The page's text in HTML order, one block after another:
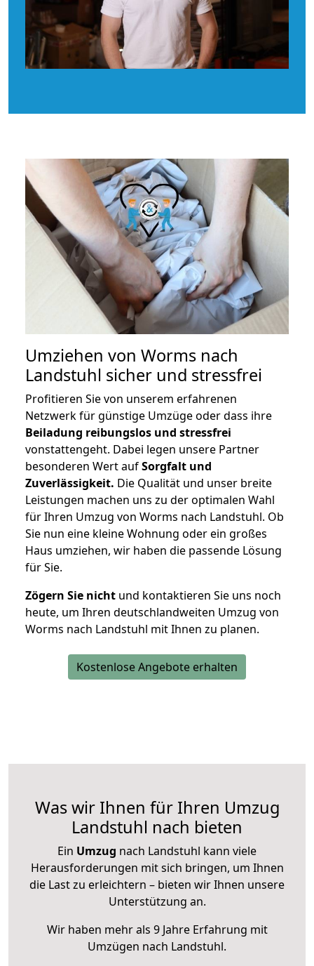
Umziehen von Worms nach
Landstuhl sicher und stressfrei
Profitieren Sie von unserem erfahrenen
Netzwerk für günstige Umzüge oder dass ihre
Beiladung reibungslos und stressfrei
vonstattengeht. Dabei legen unsere Partner
besonderen Wert aufSorgfalt und
Zuverlässigkeit. Die Qualität und unser breite
Leistungen machen uns zu der optimalen Wahl
für Ihren Umzug von Worms nach Landstuhl. Ob
Sie nun eine kleine Wohnung oder ein großes
Haus umziehen, wir haben die passende Lösung
für Sie.
Zögern Sie nicht und kontaktieren Sie uns noch
heute, um Ihren deutschlandweiten Umzug von
Worms nach Landstuhl mit Ihnen zu planen.
Kostenlose Angebote erhalten
Was wir Ihnen für Ihren Umzug
Landstuhl nach bieten
Ein Umzug nach Landstuhl kann viele
Herausforderungen mit sich bringen, um Ihnen
die Last zu erleichtern – bieten wir Ihnen unsere
Unterstützung an.
Wir haben mehr als 9 Jahre Erfahrung mit
Umzügen nach Landstuhl.